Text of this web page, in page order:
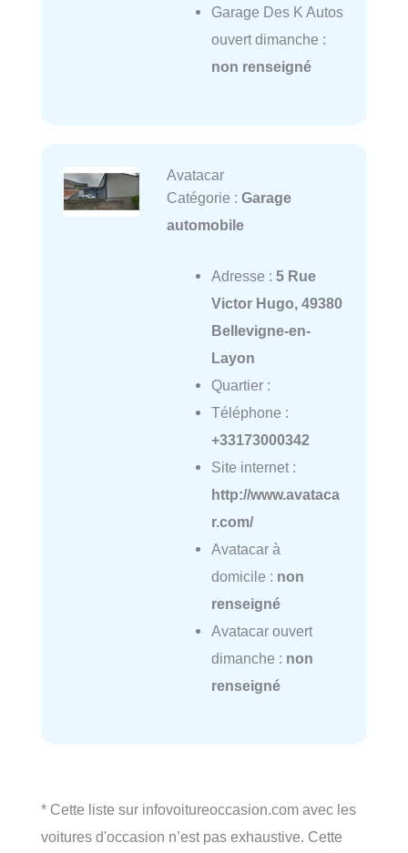
Garage Des K Autos
ouvert dimanche :
non renseigné
Avatacar
Catégorie : Garage
automobile
Adresse : 5 Rue
Victor Hugo, 49380
Bellevigne-en-
Layon
Quartier :
Téléphone :
+33173000342
Site internet :
http://www.avataca
r.com/
Avatacar à
domicile : non
renseigné
Avatacar ouvert
dimanche : non
renseigné
* Cette liste sur infovoitureoccasion.com avec les
voitures d'occasion n’est pas exhaustive. Cette